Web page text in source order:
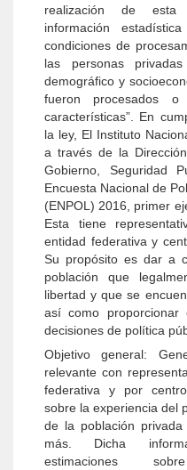
realización de esta
información
condiciones de
las personas
demográfico y
fueron procesados o
características”. En
la ley, El Instituto
a través de la
Gobierno, Seguridad
Encuesta Nacional de
(ENPOL) 2016, primer
Esta tiene
entidad federativa y
Su propósito es dar a
población que
libertad y que se
así como
decisiones de política
Objetivo general:
relevante con
federativa y por
sobre la experiencia del
de la población
más. Dicha
estimaciones